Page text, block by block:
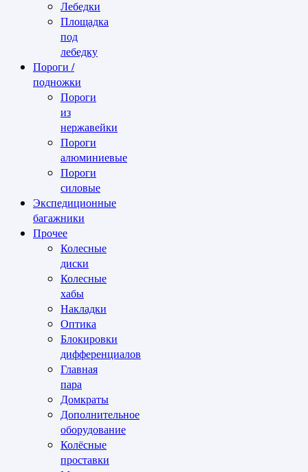
Лебедки
Площадка
под
лебедку
Пороги /
подножки
Пороги
из
нержавейки
Пороги
алюминиевые
Пороги
силовые
Экспедиционные
багажники
Прочее
Колесные
диски
Колесные
хабы
Накладки
Оптика
Блокировки
дифференциалов
Главная
пара
Домкраты
Дополнительное
оборудование
Колёсные
проставки